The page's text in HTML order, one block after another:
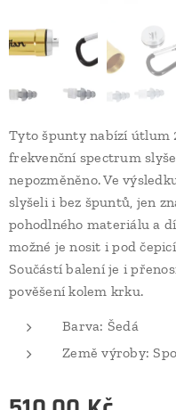
Tyto špunty nabízí útlum
frekvenční spectrum
nepozměněno. Ve
slyšeli i bez špuntů, jen
pohodlného materiálu a
možné je nosit i pod
Součástí balení je i
pověšení kolem krku.
Barva: Šedá
Země výroby: